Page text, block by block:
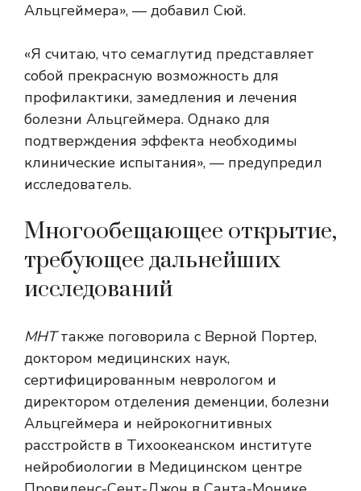
Альцгеймера», — добавил Сюй.
«Я считаю, что семаглутид представляет
собой прекрасную возможность для
профилактики, замедления и лечения
болезни Альцгеймера. Однако для
подтверждения эффекта необходимы
клинические испытания», — предупредил
исследователь.
Многообещающее открытие,
требующее дальнейших
исследований
МНТтакже поговорила с Верной Портер,
доктором медицинских наук,
сертифицированным неврологом и
директором отделения деменции, болезни
Альцгеймера и нейрокогнитивных
расстройств в Тихоокеанском институте
нейробиологии в Медицинском центре